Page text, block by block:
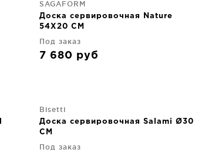
SAGAFORM
Доска сервировочная Nature
54X20 CM
Под заказ
7 680 руб
Bisetti
Доска сервировочная Salami Ø30
CM
Под заказ